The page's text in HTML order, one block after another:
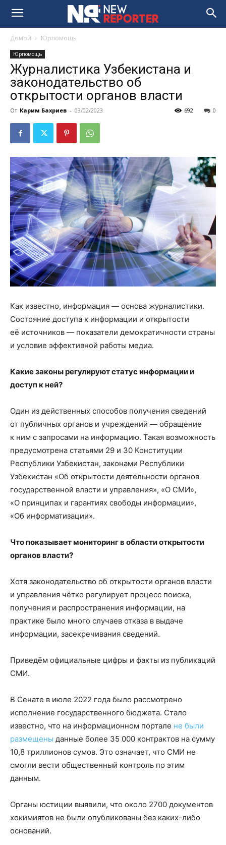
Домой Юрпомощь
Юрпомощь
Журналистика Узбекистана и
законодательство об
открытости органов власти
От Карим Бахриев - 03/02/2023 0
692
Как известно, информация — основа журналистики.
Состояние доступа к информации и открытости
её источников — показатели демократичности страны
и условие эффективной работы медиа.
Какие законы регулируют статус информации и
доступ к ней?
Один из действенных способов получения сведений
от публичных органов и учреждений — обращение
к ним с запросами на информацию. Такая возможность
предусмотрена статьями 29 и 30 Конституции
Республики Узбекистан, законами Республики
Узбекистан «Об открытости деятельности органов
государственной власти и управления», «О СМИ»,
«О принципах и гарантиях свободы информации»,
«Об информатизации».
Что показывает мониторинг в области открытости
органов власти?
Хотя законодательство об открытости органов власти
и управления чётко регулирует процесс поиска,
получения и распространения информации, на
практике было много случаев отказа в выдаче
информации, засекречивания сведений.
Приведём официальные цифры и факты из публикаций
СМИ.
В Сенате в июле 2022 года было рассмотрено
исполнение государственного бюджета. Стало
известно, что на информационном портале не были
размещены данные более 35 000 контрактов на сумму
10,8 триллионов сумов. Это означает, что СМИ не
смогли вести общественный контроль по этим
данным.
Органы юстиции выявили, что около 2700 документов
хокимиятов не были опубликованы без каких-либо
оснований.